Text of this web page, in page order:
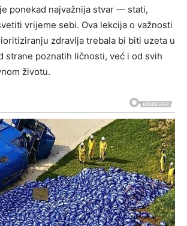
ponekad najvažnija stvar — stati,
vrijeme sebi. Ova lekcija o važnosti
zdravlja trebala bi biti uzeta u
strane poznatih ličnosti, već i od svih
životu.